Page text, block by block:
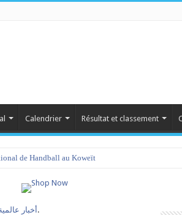
Calendrier Résultat et classement
de Handball au Koweït
أخبارريو2016-اليوم الثاني: خسارة ثانية للمنتخب التونسي أمام الدنمارك.